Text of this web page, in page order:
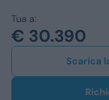
Tua a:
€ 30.390
Scarica